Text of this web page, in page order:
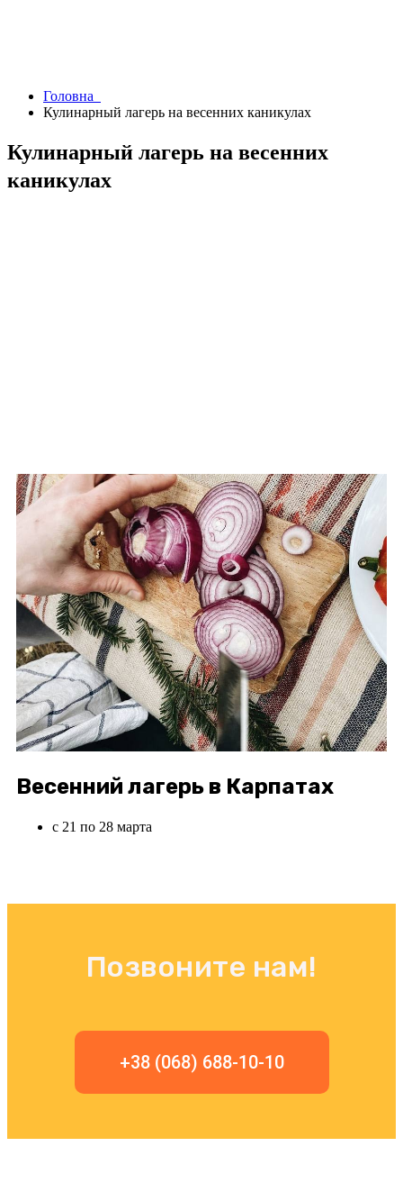
Головна
Кулинарный лагерь на весенних каникулах
Кулинарный лагерь на весенних
каникулах
Весенний лагерь в Карпатах
с 21 по 28 марта
Позвоните нам!
+38 (068) 688-10-10